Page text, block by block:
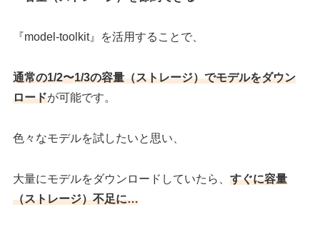
『model-toolkit』を活用することで、
通常の1/2〜1/3の容量（ストレージ）でモデルをダウン
ロードが可能です。
色々なモデルを試したいと思い、
大量にモデルをダウンロードしていたら、すぐに容量
（ストレージ）不足に…